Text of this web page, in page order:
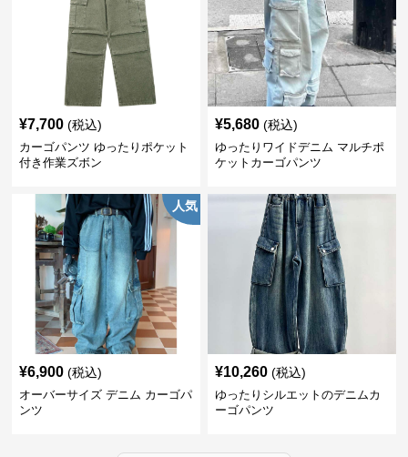
¥7,700 (税込)
カーゴパンツ ゆったりポケット
付き作業ズボン
¥5,680 (税込)
ゆったりワイドデニム マルチポ
ケットカーゴパンツ
人気
¥6,900 (税込)
オーバーサイズ デニム カーゴパ
ンツ
¥10,260 (税込)
ゆったりシルエットのデニムカ
ーゴパンツ